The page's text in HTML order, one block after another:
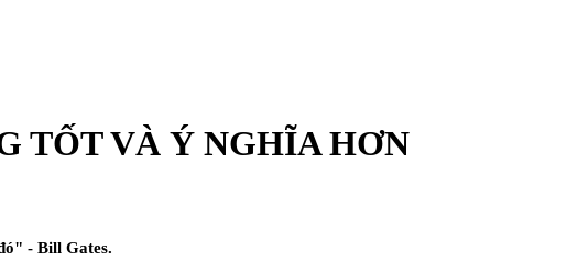
TỐT VÀ Ý NGHĨA HƠN
- Bill Gates.